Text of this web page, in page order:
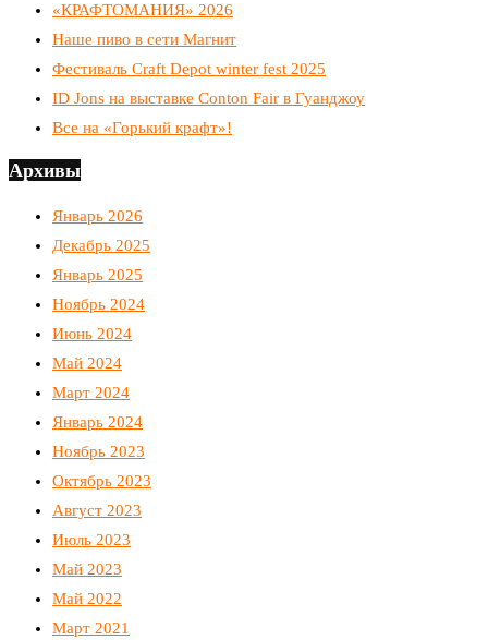
«КРАФТОМАНИЯ» 2026
Наше пиво в сети Магнит
Фестиваль Craft Depot winter fest 2025
ID Jons на выставке Conton Fair в Гуанджоу
Все на «Горький крафт»!
Архивы
Январь 2026
Декабрь 2025
Январь 2025
Ноябрь 2024
Июнь 2024
Май 2024
Март 2024
Январь 2024
Ноябрь 2023
Октябрь 2023
Август 2023
Июль 2023
Май 2023
Май 2022
Март 2021